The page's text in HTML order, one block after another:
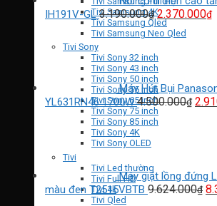
Tivi Samsung 4K
Tivi Samsung Qled
Tivi Samsung Neo Qled
Tivi Sony
Tivi Sony 32 inch
Tivi Sony 43 inch
Tivi Sony 50 inch
Tivi Sony 55 inch
Tivi Sony 65 inch
Tivi Sony 75 inch
Tivi Sony 85 inch
Tivi Sony 4K
Tivi Sony OLED
Tivi
Tivi Led thường
Tivi Full HD
Tivi 4k
Tivi Qled
IH191V-GL 3.190.000₫Giá
gốc
là:
3.190.000₫.
2.370.000₫
Máy Hút Bụi
YL631RN46 1700W 4.500.000₫ Giá
Máy giặt lồng đứng
màu đen T2515VBTB 9.624.000₫